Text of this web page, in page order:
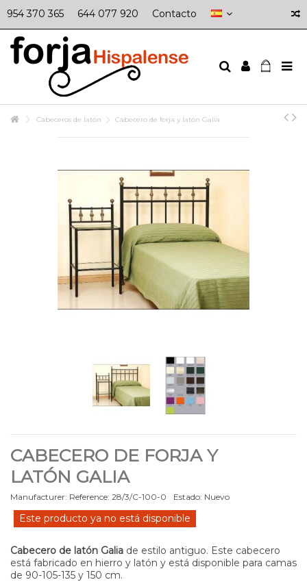
954 370 365 644 077 920 Contacto
Cabeceros de latón Cabecero de forja y latón Galia
CABECERO DE FORJA Y
LATÓN GALIA
Manufacturer: Reference: 28/3/C-100-0 Estado: Nuevo
Este producto ya no está disponible
Cabecero de latón Galia de estilo antiguo. Este cabecero
está fabricado en hierro y latón y está disponible para camas
de 90-105-135 y 150 cm.